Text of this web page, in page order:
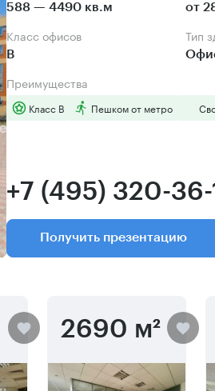
588 — 4490 кв.м от
Класс офисов
B
Тип
Преимущества
Класс B Пешком от метро
+7 (495) 320-36-
Получить презентацию
2690 м²